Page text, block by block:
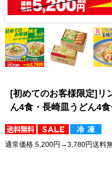
[初めてのお客様限定]リ
ん4食・長崎皿うどん4食
通常価格 5,200円→3,780円送料